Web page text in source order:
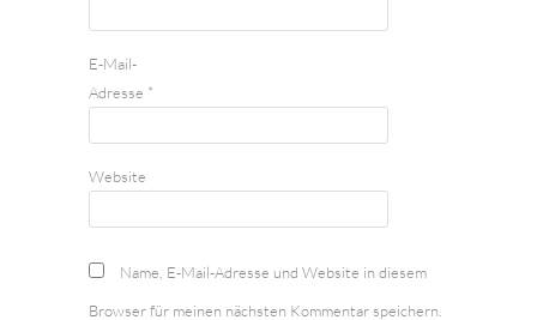
E-Mail-
Adresse *
Website
Name, E-Mail-Adresse und Website in diesem
Browser für meinen nächsten Kommentar speichern.